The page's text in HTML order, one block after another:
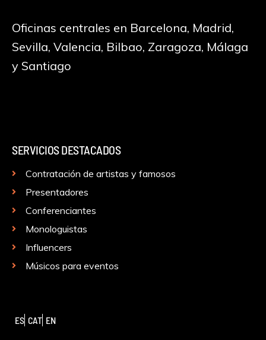
Oficinas centrales en Barcelona, Madrid,
Sevilla, Valencia, Bilbao, Zaragoza, Málaga
y Santiago
SERVICIOS DESTACADOS
Contratación de artistas y famosos
Presentadores
Conferenciantes
Monologuistas
Influencers
Músicos para eventos
ES CAT EN